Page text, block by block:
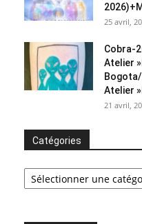
25 avril,
Cobra-
Atelier
Atelier
21 avril,
Catégories
Catégories